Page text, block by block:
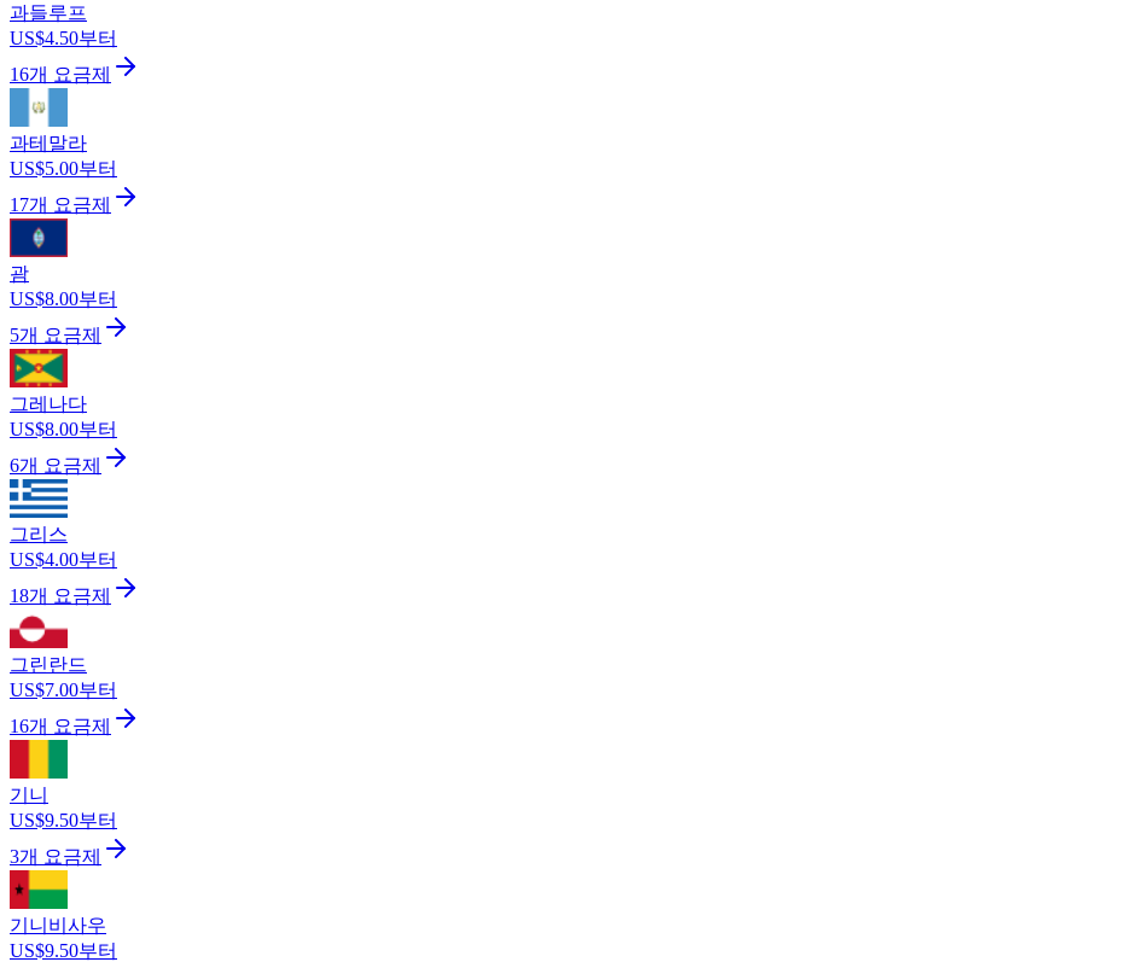
과들루프
US$4.50부터
16개 요금제
과테말라
US$5.00부터
17개 요금제
괌
US$8.00부터
5개 요금제
그레나다
US$8.00부터
6개 요금제
그리스
US$4.00부터
18개 요금제
그린란드
US$7.00부터
16개 요금제
기니
US$9.50부터
3개 요금제
기니비사우
US$9.50부터